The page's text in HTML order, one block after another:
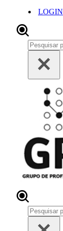
LOGIN
Pesquisar
por...
Pesquisar
por...